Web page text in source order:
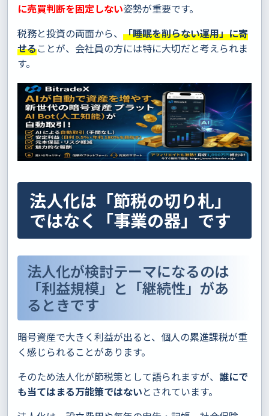
に売買判断を固定しない姿勢が重要です。
税務と投資の両面から、 「睡眠を削らない運用」に寄
せることが、会社員の方には特に大切だと考えられま
す。
法人化は「節税の切り札」
ではなく「事業の器」です
法人化が検討テーマになるのは
「利益規模」と「継続性」があ
るときです
暗号資産で大きく利益が出ると、個人の累進課税が重
く感じられることがあります。
そのため法人化が節税策として語られますが、 誰にで
も当てはまる万能策ではないとされています。